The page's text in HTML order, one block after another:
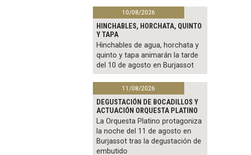
10/08/2026
HINCHABLES, HORCHATA, QUINTO
Y TAPA
Hinchables de agua, horchata y
quinto y tapa animarán la tarde
del 10 de agosto en Burjassot
11/08/2026
DEGUSTACIÓN DE BOCADILLOS Y
ACTUACIÓN ORQUESTA PLATINO
La Orquesta Platino protagoniza
la noche del 11 de agosto en
Burjassot tras la degustación de
embutido